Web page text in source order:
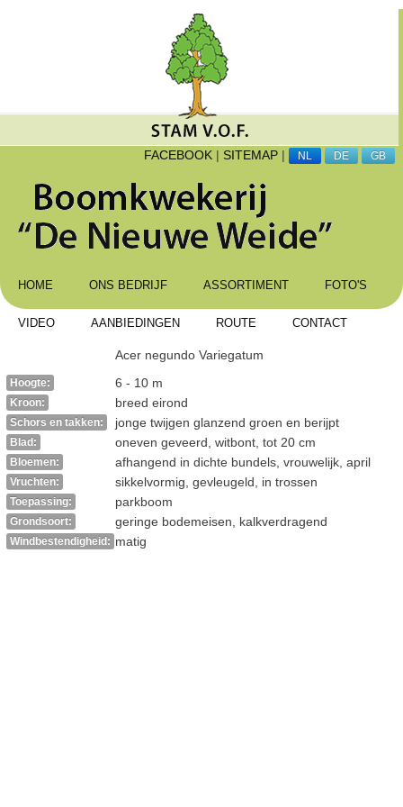
FACEBOOK | SITEMAP | NL DE GB
HOME ONS BEDRIJF ASSORTIMENT FOTO'S
VIDEO AANBIEDINGEN ROUTE CONTACT
Acer negundo Variegatum
Hoogte: 6 - 10 m
Kroon: breed eirond
Schors en takken: jonge twijgen glanzend groen en berijpt
Blad: oneven geveerd, witbont, tot 20 cm
Bloemen: afhangend in dichte bundels, vrouwelijk, april
Vruchten: sikkelvormig, gevleugeld, in trossen
Toepassing: parkboom
Grondsoort: geringe bodemeisen, kalkverdragend
Windbestendigheid: matig